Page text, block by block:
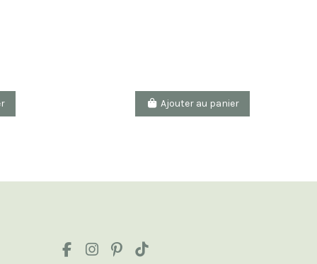
Ajouter au panier